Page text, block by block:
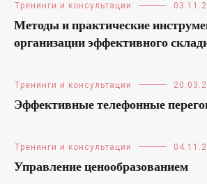
Тренинги и консультации
Методы и практические
организации эффективного
Тренинги и консультации
Эффективные телефонные
Тренинги и консультации
Управление ценообразованием